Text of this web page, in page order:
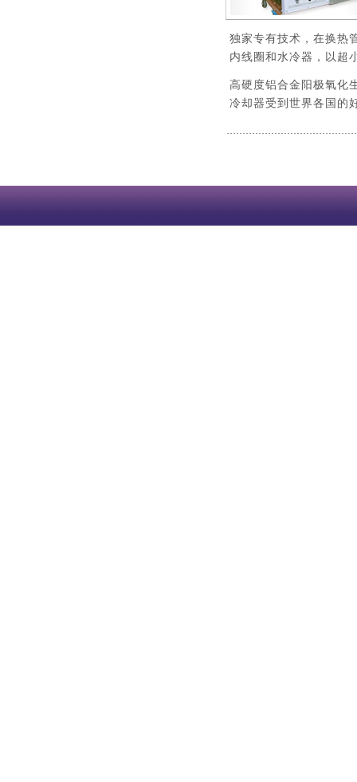
独家专有技术，在换热
内线圈和水冷器，以超
高硬度铝合金阳极氧化
冷却器受到世界各国的